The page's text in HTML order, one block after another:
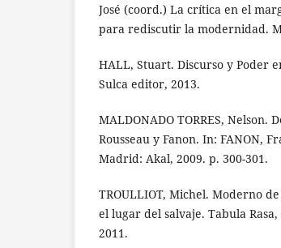
José (coord.) La crítica en el
para rediscutir la modernidad.
HALL, Stuart. Discurso y Poder
Sulca editor, 2013.
MALDONADO TORRES, Nelson.
Rousseau y Fanon. In: FANON,
Madrid: Akal, 2009. p. 300-301.
TROULLIOT, Michel. Moderno
el lugar del salvaje. Tabula
2011.